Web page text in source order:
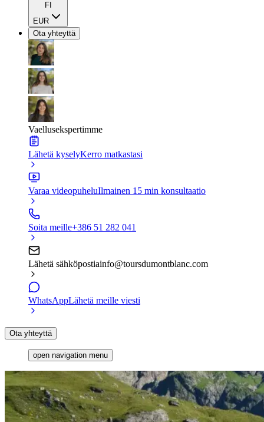
FI
EUR
Ota yhteyttä
Vaellusekspertimme
Lähetä kyselyKerro matkastasi
Varaa videopuheluIlmainen 15 min konsultaatio
Soita meille+386 51 282 041
Lähetä sähköpostiainfo@toursdumontblanc.com
WhatsAppLähetä meille viesti
Ota yhteyttä
open navigation menu